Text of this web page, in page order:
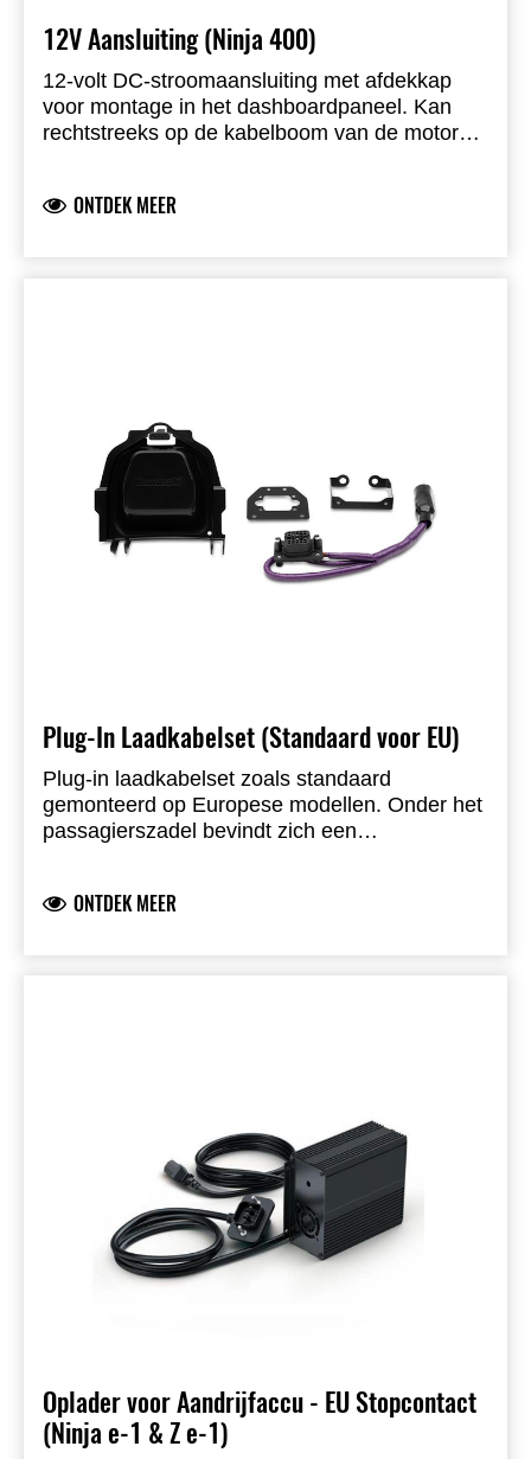
12V Aansluiting (Ninja 400)
12-volt DC-stroomaansluiting met afdekkap
voor montage in het dashboardpaneel. Kan
rechtstreeks op de kabelboom van de motor
ONTDEK MEER
Plug-In Laadkabelset (Standaard voor EU)
Plug-in laadkabelset zoals standaard
gemonteerd op Europese modellen. Onder het
passagierszadel bevindt zich een
de motor blijven. Enkel geschikt voor
ONTDEK MEER
Oplader voor Aandrijfaccu - EU Stopcontact
(Ninja e-1 & Z e-1)